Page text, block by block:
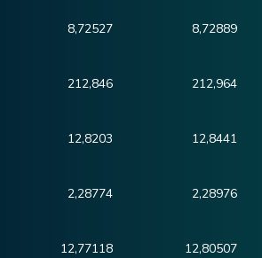
8,72527 8,72889
212,846 212,964
12,8203 12,8441
2,28774 2,28976
12,77118 12,80507